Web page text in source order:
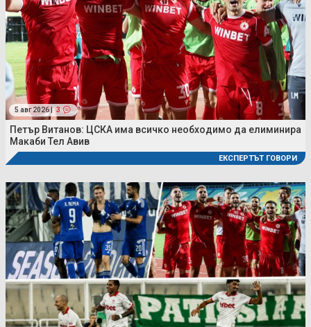
5 авг 2026 | 3
Петър Витанов: ЦСКА има всичко необходимо да елиминира
Макаби Тел Авив
ЕКСПЕРТЪТ ГОВОРИ